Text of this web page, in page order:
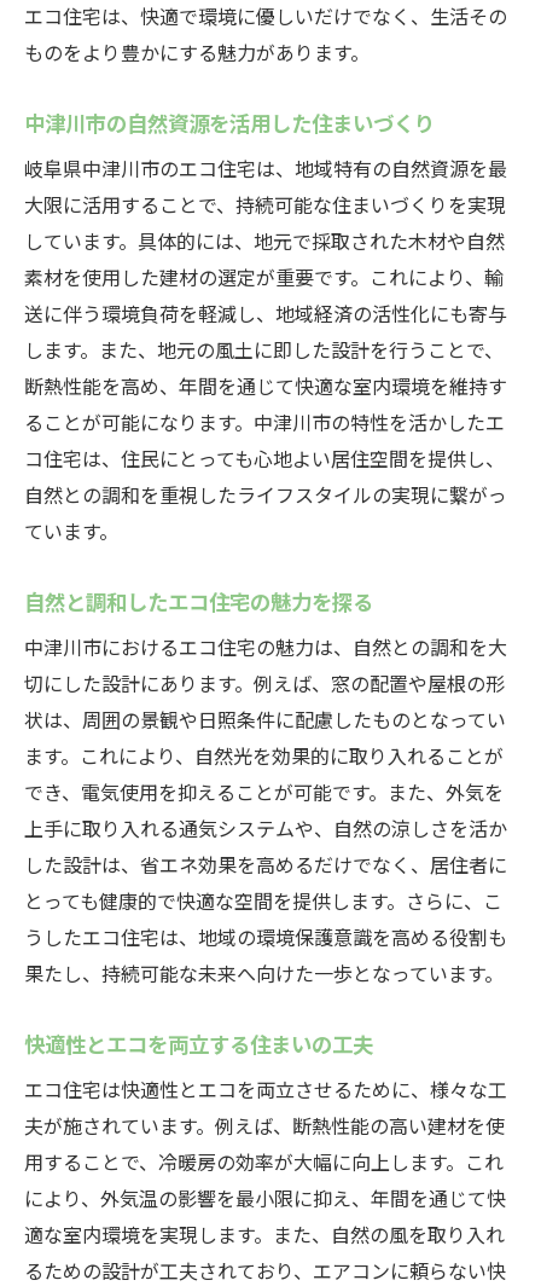
エコ住宅は、快適で環境に優しいだけでなく、生活その
ものをより豊かにする魅力があります。
中津川市の自然資源を活用した住まいづくり
岐阜県中津川市のエコ住宅は、地域特有の自然資源を最
大限に活用することで、持続可能な住まいづくりを実現
しています。具体的には、地元で採取された木材や自然
素材を使用した建材の選定が重要です。これにより、輸
送に伴う環境負荷を軽減し、地域経済の活性化にも寄与
します。また、地元の風土に即した設計を行うことで、
断熱性能を高め、年間を通じて快適な室内環境を維持す
ることが可能になります。中津川市の特性を活かしたエ
コ住宅は、住民にとっても心地よい居住空間を提供し、
自然との調和を重視したライフスタイルの実現に繋がっ
ています。
自然と調和したエコ住宅の魅力を探る
中津川市におけるエコ住宅の魅力は、自然との調和を大
切にした設計にあります。例えば、窓の配置や屋根の形
状は、周囲の景観や日照条件に配慮したものとなってい
ます。これにより、自然光を効果的に取り入れることが
でき、電気使用を抑えることが可能です。また、外気を
上手に取り入れる通気システムや、自然の涼しさを活か
した設計は、省エネ効果を高めるだけでなく、居住者に
とっても健康的で快適な空間を提供します。さらに、こ
うしたエコ住宅は、地域の環境保護意識を高める役割も
果たし、持続可能な未来へ向けた一歩となっています。
快適性とエコを両立する住まいの工夫
エコ住宅は快適性とエコを両立させるために、様々な工
夫が施されています。例えば、断熱性能の高い建材を使
用することで、冷暖房の効率が大幅に向上します。これ
により、外気温の影響を最小限に抑え、年間を通じて快
適な室内環境を実現します。また、自然の風を取り入れ
るための設計が工夫されており、エアコンに頼らない快